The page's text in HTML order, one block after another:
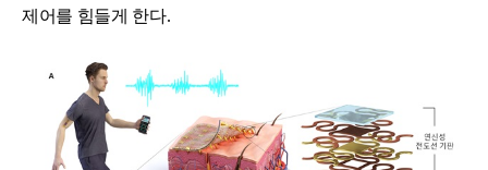
제어를 힘들게 한다.